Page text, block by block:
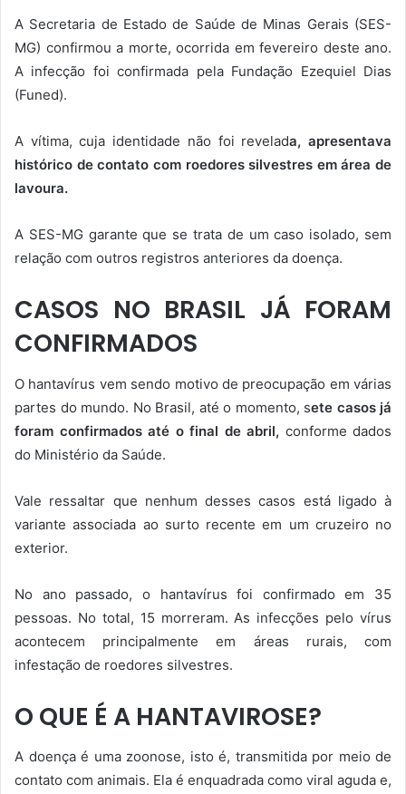
A Secretaria de Estado de Saúde de Minas Gerais (SES-
MG) confirmou a morte, ocorrida em fevereiro deste ano.
A infecção foi confirmada pela Fundação Ezequiel Dias
(Funed).
A vítima, cuja identidade não foi revelada, apresentava
histórico de contato com roedores silvestres em área de
lavoura.
A SES-MG garante que se trata de um caso isolado, sem
relação com outros registros anteriores da doença.
CASOS NO BRASIL JÁ FORAM
CONFIRMADOS
O hantavírus vem sendo motivo de preocupação em várias
partes do mundo. No Brasil, até o momento, sete casos já
foram confirmados até o final de abril, conforme dados
do Ministério da Saúde.
Vale ressaltar que nenhum desses casos está ligado à
variante associada ao surto recente em um cruzeiro no
exterior.
No ano passado, o hantavírus foi confirmado em 35
pessoas. No total, 15 morreram. As infecções pelo vírus
acontecem principalmente em áreas rurais, com
infestação de roedores silvestres.
O QUE É A HANTAVIROSE?
A doença é uma zoonose, isto é, transmitida por meio de
contato com animais. Ela é enquadrada como viral aguda e,